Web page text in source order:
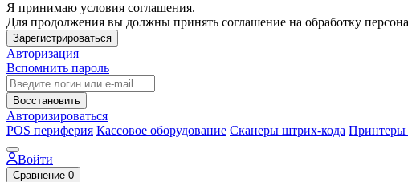
Я принимаю условия соглашения.
Для продолжения вы должны принять соглашение на обработку
Зарегистрироваться
Авторизация
Вспомнить пароль
Восстановить
Авторизироваться
POS периферия Кассовое оборудование Сканеры штрих-кода Принтеры
Войти
Сравнение 0